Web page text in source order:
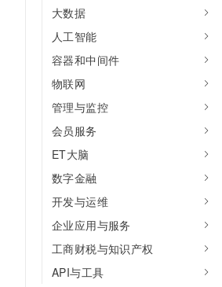
大数据
人工智能
容器和中间件
物联网
管理与监控
会员服务
ET大脑
数字金融
开发与运维
企业应用与服务
工商财税与知识产权
API与工具